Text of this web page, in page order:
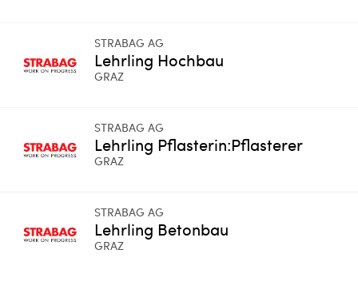
STRABAG AG
Lehrling Hochbau
GRAZ
STRABAG AG
Lehrling Pflasterin:Pflasterer
GRAZ
STRABAG AG
Lehrling Betonbau
GRAZ